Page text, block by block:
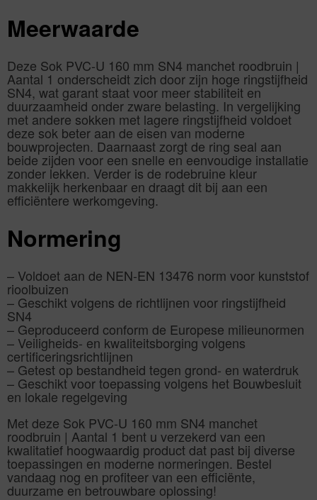
Meerwaarde
Deze Sok PVC-U 160 mm SN4 manchet roodbruin |
Aantal 1 onderscheidt zich door zijn hoge ringstijfheid
SN4, wat garant staat voor meer stabiliteit en
duurzaamheid onder zware belasting. In vergelijking
met andere sokken met lagere ringstijfheid voldoet
deze sok beter aan de eisen van moderne
bouwprojecten. Daarnaast zorgt de ring seal aan
beide zijden voor een snelle en eenvoudige installatie
zonder lekken. Verder is de rodebruine kleur
makkelijk herkenbaar en draagt dit bij aan een
efficiëntere werkomgeving.
Normering
– Voldoet aan de NEN-EN 13476 norm voor kunststof
rioolbuizen
– Geschikt volgens de richtlijnen voor ringstijfheid
SN4
– Geproduceerd conform de Europese milieunormen
– Veiligheids- en kwaliteitsborging volgens
certificeringsrichtlijnen
– Getest op bestandheid tegen grond- en waterdruk
– Geschikt voor toepassing volgens het Bouwbesluit
en lokale regelgeving
Met deze Sok PVC-U 160 mm SN4 manchet
roodbruin | Aantal 1 bent u verzekerd van een
kwalitatief hoogwaardig product dat past bij diverse
toepassingen en moderne normeringen. Bestel
vandaag nog en profiteer van een efficiënte,
duurzame en betrouwbare oplossing!